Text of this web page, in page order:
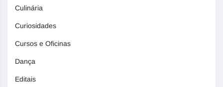
Culinária
Curiosidades
Cursos e Oficinas
Dança
Editais